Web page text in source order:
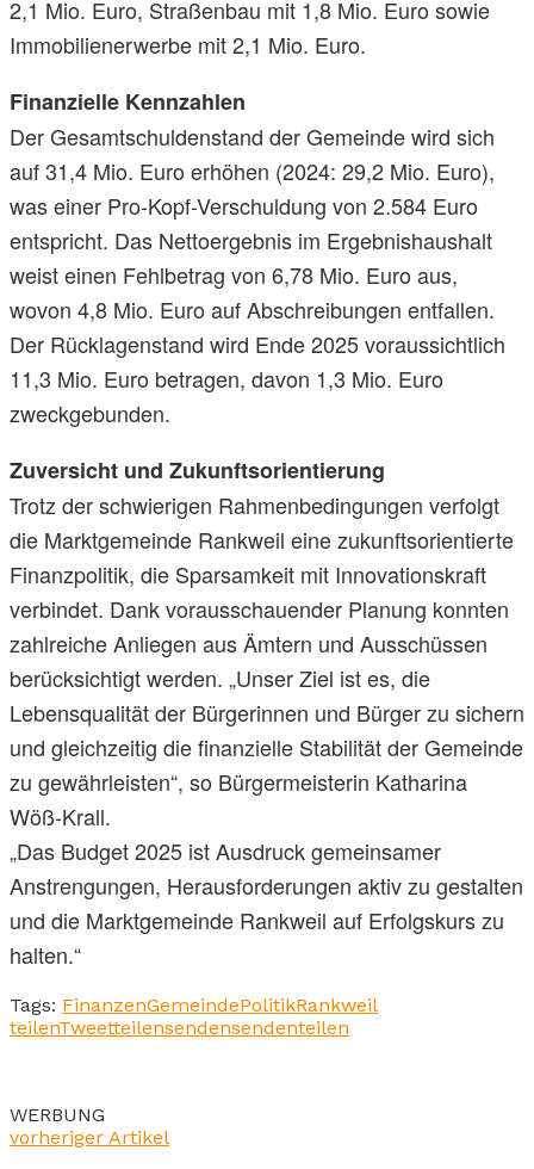
2,1 Mio. Euro, Straßenbau mit 1,8 Mio. Euro sowie
Immobilienerwerbe mit 2,1 Mio. Euro.
Finanzielle Kennzahlen
Der Gesamtschuldenstand der Gemeinde wird sich
auf 31,4 Mio. Euro erhöhen (2024: 29,2 Mio. Euro),
was einer Pro-Kopf-Verschuldung von 2.584 Euro
entspricht. Das Nettoergebnis im Ergebnishaushalt
weist einen Fehlbetrag von 6,78 Mio. Euro aus,
wovon 4,8 Mio. Euro auf Abschreibungen entfallen.
Der Rücklagenstand wird Ende 2025 voraussichtlich
11,3 Mio. Euro betragen, davon 1,3 Mio. Euro
zweckgebunden.
Zuversicht und Zukunftsorientierung
Trotz der schwierigen Rahmenbedingungen verfolgt
die Marktgemeinde Rankweil eine zukunftsorientierte
Finanzpolitik, die Sparsamkeit mit Innovationskraft
verbindet. Dank vorausschauender Planung konnten
zahlreiche Anliegen aus Ämtern und Ausschüssen
berücksichtigt werden. „Unser Ziel ist es, die
Lebensqualität der Bürgerinnen und Bürger zu sichern
und gleichzeitig die finanzielle Stabilität der Gemeinde
zu gewährleisten“, so Bürgermeisterin Katharina
Wöß-Krall.
„Das Budget 2025 ist Ausdruck gemeinsamer
Anstrengungen, Herausforderungen aktiv zu gestalten
und die Marktgemeinde Rankweil auf Erfolgskurs zu
halten.“
Tags: FinanzenGemeindePolitikRankweil
teilenTweetteilensendensendenteilen
WERBUNG
vorheriger Artikel